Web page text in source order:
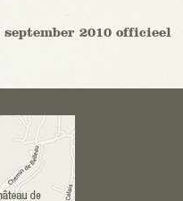
september 2010 officieel